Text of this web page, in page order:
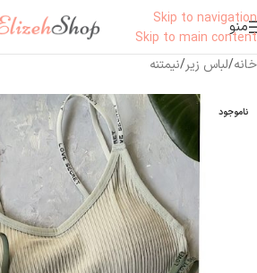
Skip to navigation
Skip to main content
منو
خانه/لباس زیر/نیمتنه
ناموجود